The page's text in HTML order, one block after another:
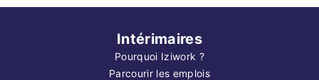
Intérimaires
Pourquoi Iziwork ?
Parcourir les emplois